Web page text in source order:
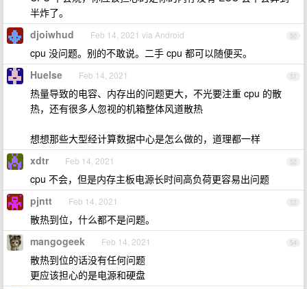
半炸了。
50
djoiwhud Feb 14, 2021 via Android
cpu 没问题。别的不敢说。二手 cpu 都可以随便买。
51
Huelse Feb 14, 2021
热量导致的电容、内存出的问题更大，不光要注重 cpu 的散
热，还有很多人忽视的机箱整体风道散热
想想那些大型经计算数据中心是怎么做的，道理都一样
52
xdtr Feb 14, 2021
cpu 不会，但是内存主板电源长时间高负荷更容易出问题
53
pjntt Feb 14, 2021
散热到位，什么都不是问题。
54
mangogeek Feb 14, 2021
散热到位的话没有任何问题
更应该担心的是电源和硬盘